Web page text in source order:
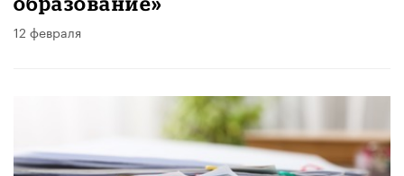
12 февраля